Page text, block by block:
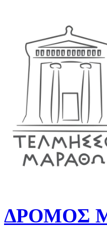
ΔΡΟΜΟΣ